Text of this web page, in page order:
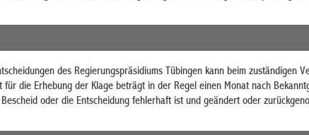
des Regierungspräsidiums Tübingen kann beim
für die Erhebung der Klage beträgt in der Regel einen Monat nach
oder die Entscheidung fehlerhaft ist und geändert oder